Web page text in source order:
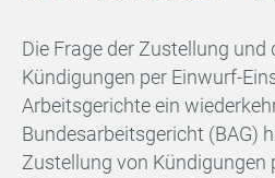
Die Frage der Zustellung und
Kündigungen per Einwurf-
Arbeitsgerichte ein
Bundesarbeitsgericht (BAG)
Zustellung von Kündigungen